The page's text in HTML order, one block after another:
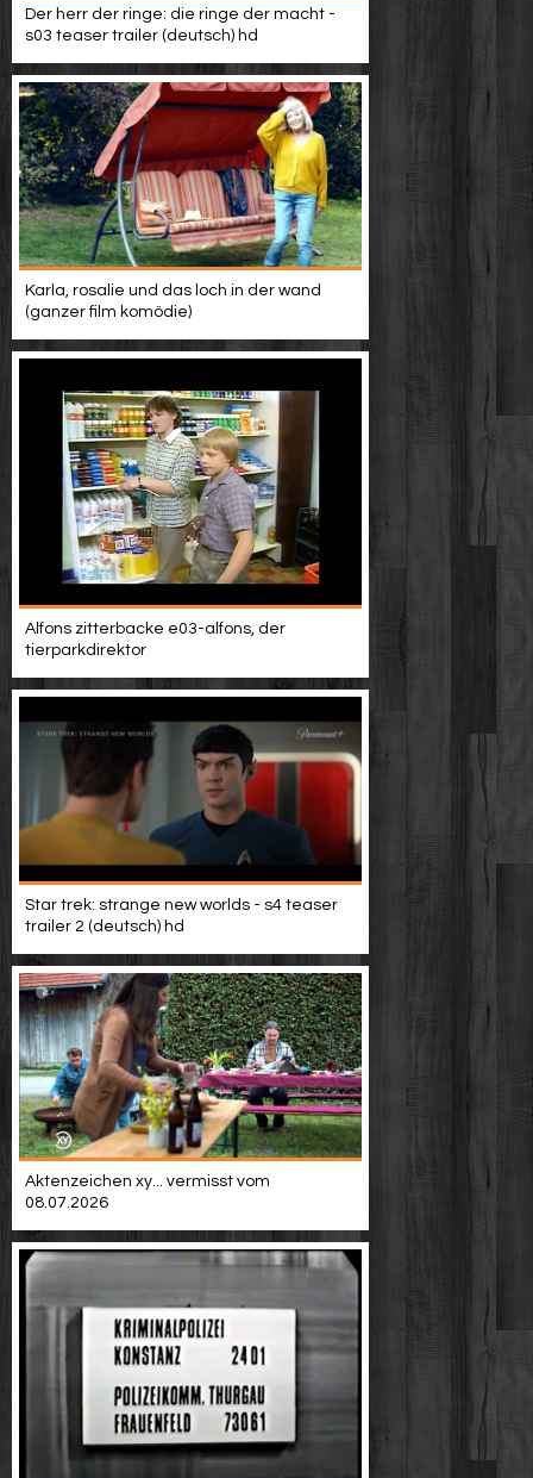
Der herr der ringe: die ringe der macht -
s03 teaser trailer (deutsch) hd
Karla, rosalie und das loch in der wand
(ganzer film komödie)
Alfons zitterbacke e03-alfons, der
tierparkdirektor
Star trek: strange new worlds - s4 teaser
trailer 2 (deutsch) hd
Aktenzeichen xy... vermisst vom
08.07.2026